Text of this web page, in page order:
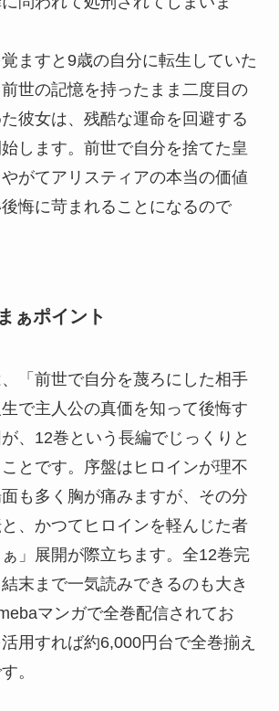
ますと9歳の自分に転生していた
世の記憶を持ったまま二度目の
彼女は、残酷な運命を回避する
します。前世で自分を捨てた皇
がてアリスティアの本当の価値
悔に苛まれることになるので
ぁポイント
「前世で自分を蔑ろにした相手
で主人公の真価を知って後悔す
、12巻という長編でじっくりと
とです。序盤はヒロインが理不
も多く胸が痛みますが、その分
、かつてヒロインを軽んじた者
」展開が際立ちます。全12巻完
末まで一気読みできるのも大き
マンガで全巻配信されてお
用すれば約6,000円台で全巻揃え
。